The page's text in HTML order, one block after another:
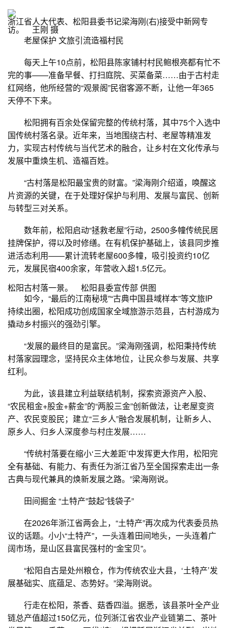
浙江省人大代表、松阳县委书记梁海刚(右)接受中新网专
访。 王刚 摄
老屋保护 文旅引流造福村民
每天上午10点前，松阳县陈家铺村村民鲍根亮都有忙不
完的事——准备早餐、打扫庭院、买菜备菜……由于古村走
红网络，他所经营的“观景阁”民宿客源不断，让他一年365
天停不下来。
松阳拥有百余处保留完整的传统村落，其中75个入选中
国传统村落名录。近年来，当地围绕古村、老屋等精准发
力，实现古村传统与当代艺术的融合，让乡村在文化传承与
发展中重焕生机、造福百姓。
“古村落是松阳最宝贵的财富。”梁海刚介绍道，唤醒这
片资源的关键，在于处理好保护与利用、发展与富民、创新
与转型三对关系。
数年前，松阳启动“拯救老屋”行动，2500多幢传统民居
挂牌保护，得以及时修缮。在有机保护基础上，该县同步推
进活态利用——累计流转老屋600多幢，吸引投资约10亿
元，发展民宿400余家，年营收入超1.5亿元。
松阳古村落一景。 松阳县委宣传部 供图
如今，“最后的江南秘境”“古典中国县域样本”等文旅IP
持续出圈，松阳成功创成国家全域旅游示范县，古村游成为
撬动乡村振兴的强劲引擎。
“发展的最终目的是富民。”梁海刚强调，松阳秉持传统
村落家园理念，坚持民众主体地位，让民众参与发展、共享
红利。
为此，该县建立利益联结机制，探索资源资产入股、
“农民租金+股金+薪金”的“两股三金”创新做法，让老屋变资
产、农民变股民；建立“三乡人”融合发展机制，让新乡人、
原乡人、归乡人深度参与村庄发展……
“传统村落要在缩小‘三大差距’中发挥更大作用，松阳完
全有基础、有能力、有责任为浙江省乃至全国探索走出一条
古典与现代兼具的焕新发展之路。”梁海刚说。
田间掘金 “土特产”鼓起“钱袋子”
在2026年浙江省两会上，“土特产”再次成为代表委员热
议的话题。小小“土特产”，一头连着田间地头，一头连着广
阔市场，是山区县富民强村的“金宝贝”。
“松阳自古是处州粮仓，作为传统农业大县，‘土特产’发
展基础实、底蕴足、态势好。”梁海刚说。
行走在松阳，茶香、菇香四溢。据悉，该县茶叶全产业
链总产值超过150亿元，位列浙江省农业产业链第二、茶叶